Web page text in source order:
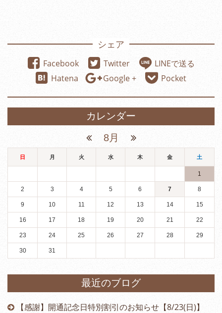
シェア
Facebook Twitter
LINEで送る
Hatena
Google + Pocket
カレンダー
8月
日 月 火 水 木 金 土
1
2 3 4 5 6 7 8
9 10 11 12 13 14 15
16 17 18 19 20 21 22
23 24 25 26 27 28 29
30 31
最近のブログ
【感謝】開通記念日特別割引のお知らせ【8/23(日)】